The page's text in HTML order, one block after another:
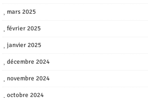
mars 2025
février 2025
janvier 2025
décembre 2024
novembre 2024
octobre 2024